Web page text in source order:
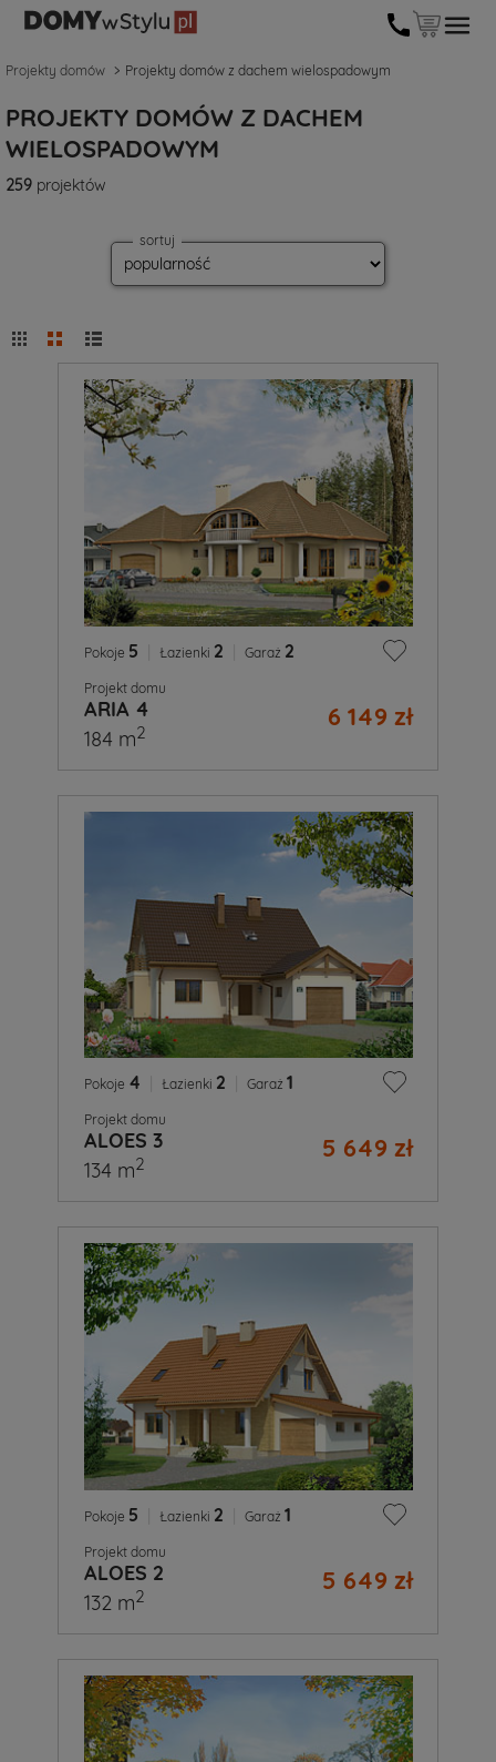
Projekty domów Projekty domów z dachem wielospadowym
PROJEKTY DOMÓW Z DACHEM
WIELOSPADOWYM
259 projektów
sortuj
Pokoje 5 Łazienki 2 Garaż 2
Projekt domu
ARIA 4 6 149 zł
184 m2
Pokoje 4 Łazienki 2 Garaż 1
Projekt domu
ALOES 3 5 649 zł
134 m2
Pokoje 5 Łazienki 2 Garaż 1
Projekt domu
ALOES 2 5 649 zł
132 m2